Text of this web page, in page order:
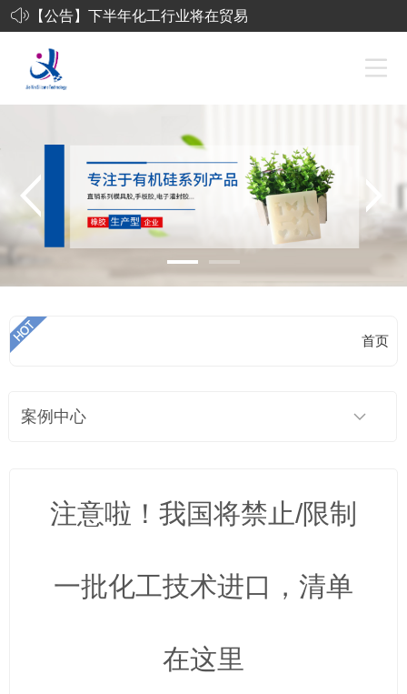
【公告】下半年化工行业将在贸易
化工行业投资机会报告：
有机硅、纯碱价格上涨-工
艺品硅胶
东莞市杰鑫有机硅科技有
首页
案例中心
注意啦！我国将禁止/限制
一批化工技术进口，清单
在这里